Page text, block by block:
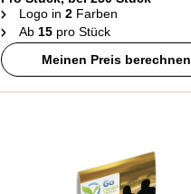
Logo in 2Farben
Ab 15pro Stück
Meinen Preis berechnen